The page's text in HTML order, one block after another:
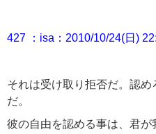
427 ：isa：2010/10/24(日)
それは受け取り拒否だ。認
だ。
彼の自由を認める事は、君